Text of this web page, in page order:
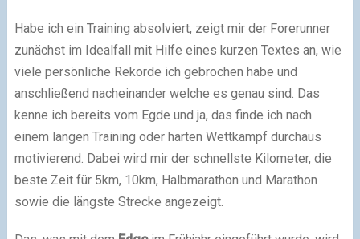
Habe ich ein Training absolviert, zeigt mir der Forerunner
zunächst im Idealfall mit Hilfe eines kurzen Textes an, wie
viele persönliche Rekorde ich gebrochen habe und
anschließend nacheinander welche es genau sind. Das
kenne ich bereits vom Egde und ja, das finde ich nach
einem langen Training oder harten Wettkampf durchaus
motivierend. Dabei wird mir der schnellste Kilometer, die
beste Zeit für 5km, 10km, Halbmarathon und Marathon
sowie die längste Strecke angezeigt.